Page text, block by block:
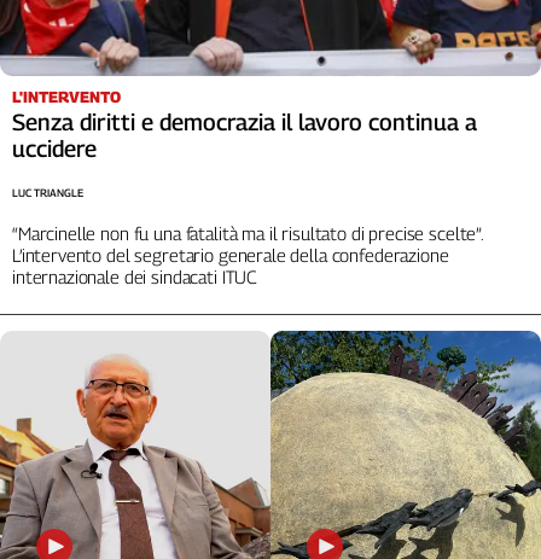
L'INTERVENTO
Senza diritti e democrazia il lavoro continua a
uccidere
“Marcinelle non fu una fatalità ma il risultato di precise scelte”.
L’intervento del segretario generale della confederazione
internazionale dei sindacati ITUC
LUC TRIANGLE